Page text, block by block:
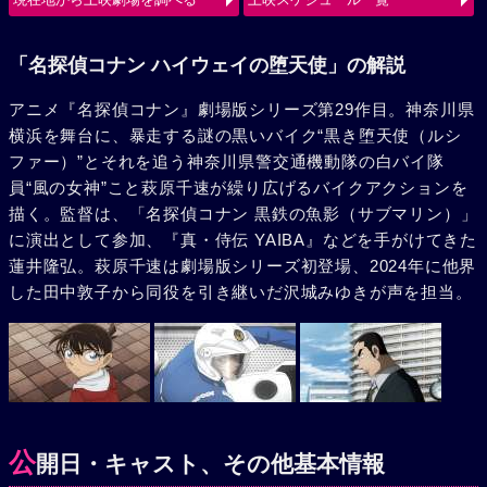
「名探偵コナン ハイウェイの堕天使」の解説
アニメ『名探偵コナン』劇場版シリーズ第29作目。神奈川県
横浜を舞台に、暴走する謎の黒いバイク“黒き堕天使（ルシ
ファー）”とそれを追う神奈川県警交通機動隊の白バイ隊
員“風の女神”こと萩原千速が繰り広げるバイクアクションを
描く。監督は、「名探偵コナン 黒鉄の魚影（サブマリン）」
に演出として参加、『真・侍伝 YAIBA』などを手がけてきた
蓮井隆弘。萩原千速は劇場版シリーズ初登場、2024年に他界
した田中敦子から同役を引き継いだ沢城みゆきが声を担当。
公開日・キャスト、その他基本情報